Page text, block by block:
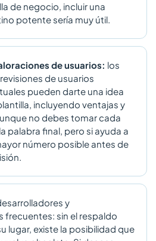
de negocio, incluir una
potente sería muy útil.
de usuarios: los
de usuarios
pueden darte una idea
incluyendo ventajas y
no debes tomar cada
palabra final, pero si ayuda a
número posible antes de
y
frecuentes: sin el respaldo
lugar, existe la posibilidad que